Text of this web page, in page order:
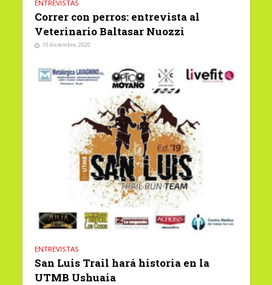
ENTREVISTAS
Correr con perros: entrevista al
Veterinario Baltasar Nuozzi
10 diciembre, 2020
ENTREVISTAS
San Luis Trail hará historia en la
UTMB Ushuaia